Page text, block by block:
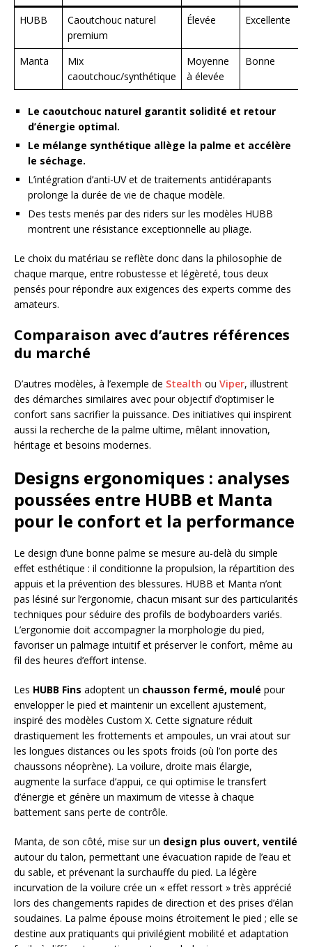
HUBB
Caoutchouc naturel
premium
Élevée Excellente
Manta
Mix
caoutchouc/synthétique
Moyenne
à élevée
Bonne
Le caoutchouc naturel garantit solidité et retour
d’énergie optimal.
Le mélange synthétique allège la palme et accélère
le séchage.
L’intégration d’anti-UV et de traitements antidérapants
prolonge la durée de vie de chaque modèle.
Des tests menés par des riders sur les modèles HUBB
montrent une résistance exceptionnelle au pliage.
Le choix du matériau se reflète donc dans la philosophie de
chaque marque, entre robustesse et légèreté, tous deux
pensés pour répondre aux exigences des experts comme des
amateurs.
Comparaison avec d’autres références
du marché
D’autres modèles, à l’exemple de Stealth ou Viper, illustrent
des démarches similaires avec pour objectif d’optimiser le
confort sans sacrifier la puissance. Des initiatives qui inspirent
aussi la recherche de la palme ultime, mêlant innovation,
héritage et besoins modernes.
Designs ergonomiques : analyses
poussées entre HUBB et Manta
pour le confort et la performance
Le design d’une bonne palme se mesure au-delà du simple
effet esthétique : il conditionne la propulsion, la répartition des
appuis et la prévention des blessures. HUBB et Manta n’ont
pas lésiné sur l’ergonomie, chacun misant sur des particularités
techniques pour séduire des profils de bodyboarders variés.
L’ergonomie doit accompagner la morphologie du pied,
favoriser un palmage intuitif et préserver le confort, même au
fil des heures d’effort intense.
Les HUBB Fins adoptent un chausson fermé, moulé pour
envelopper le pied et maintenir un excellent ajustement,
inspiré des modèles Custom X. Cette signature réduit
drastiquement les frottements et ampoules, un vrai atout sur
les longues distances ou les spots froids (où l’on porte des
chaussons néoprène). La voilure, droite mais élargie,
augmente la surface d’appui, ce qui optimise le transfert
d’énergie et génère un maximum de vitesse à chaque
battement sans perte de contrôle.
Manta, de son côté, mise sur un design plus ouvert, ventilé
autour du talon, permettant une évacuation rapide de l’eau et
du sable, et prévenant la surchauffe du pied. La légère
incurvation de la voilure crée un « effet ressort » très apprécié
lors des changements rapides de direction et des prises d’élan
soudaines. La palme épouse moins étroitement le pied ; elle se
destine aux pratiquants qui privilégient mobilité et adaptation